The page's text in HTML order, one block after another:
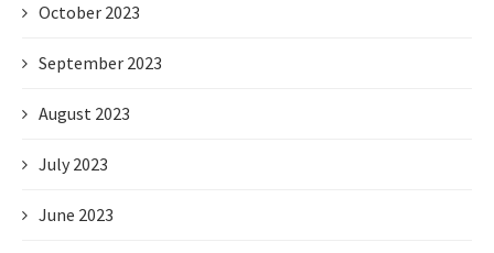
October 2023
September 2023
August 2023
July 2023
June 2023